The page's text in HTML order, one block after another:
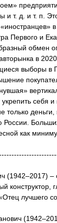
и т. д. и т. п.
Первого и
обмен
в
выборы в
себя
только
России.
как
(1942–2017) –
конструктор,
лучшего